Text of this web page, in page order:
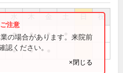
祝
● ● ●
● ●
の場合があります。来院前
認ください。
×閉じる